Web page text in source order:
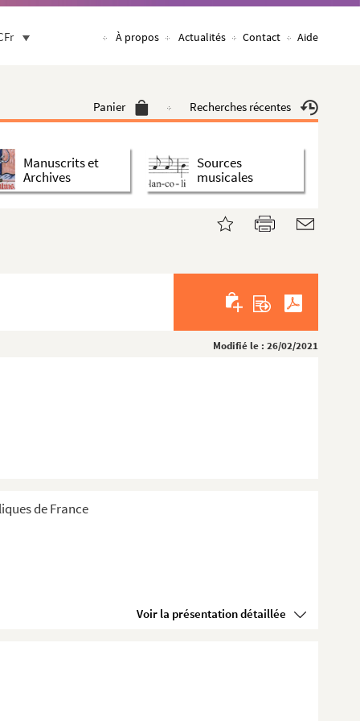
À propos Actualités Contact Aide
Panier Recherches récentes
Manuscrits et
Archives
Sources
musicales
Modifié le : 26/02/2021
de France
Voir la présentation détaillée